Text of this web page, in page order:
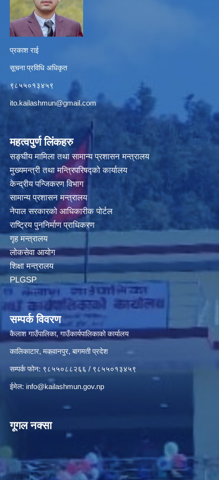
प्रकाश राई
सूचना प्रविधि अधिकृत
९८५५०१३४५९
ito.kailashmun@gmail.com
महत्वपुर्ण लिंकहरु
सङ्घीय मामिला तथा सामान्य प्रशासन मन्त्रालय
मुख्यमन्त्री तथा मन्त्रिपरिषद्‍को कार्यालय
केन्द्रीय पन्जिकरण विभाग
सामान्य प्रशासन मन्त्रालय
नेपाल सरकारको आधिकारीक पोर्टल
राष्ट्रिय पुननिर्माण प्राधिकरण
गृह मन्त्रालय
लोकसेवा आयोग
शिक्षा मन्त्रालय
PLGSP
सम्पर्क विवरण
कैलाश गाउँपालिका, गाउँकार्यपालिकाको कार्यालय
कालिकाटार, मकवानपुर, बागमती प्रदेश
सम्पर्क फोन: ९८५५०८८२६६ / ९८५५०१३४५९
ईमेल: info@kailashmun.gov.np
गूगल नक्सा